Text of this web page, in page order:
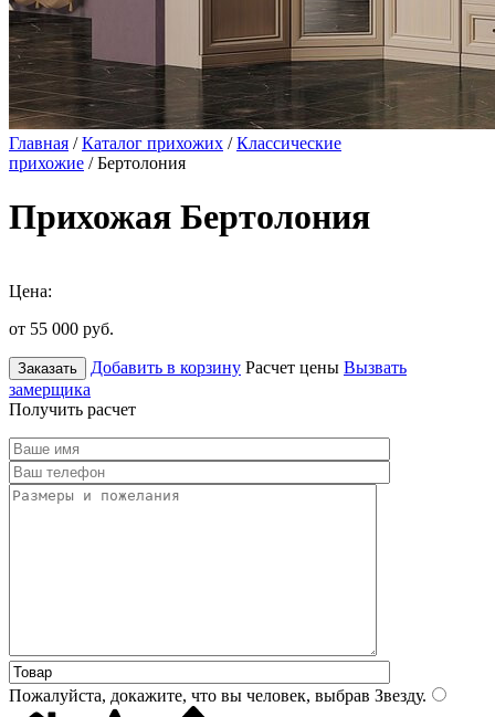
Главная /Каталог прихожих /Классические
прихожие / Бертолония
Прихожая Бертолония
Цена:
от 55 000 руб.
Заказать Добавить в корзину Расчет цены Вызвать
замерщика
Получить расчет
Пожалуйста, докажите, что вы человек, выбрав Звезду.